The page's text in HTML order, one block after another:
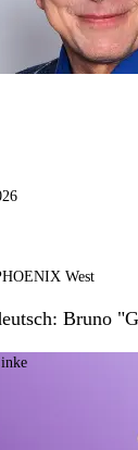
West
Bruno